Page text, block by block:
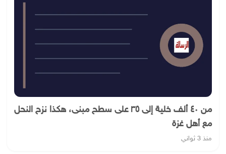
من ٤٠ ألف خلية إلى ٣٥ على سطح مبنى، هكذا نزح النحل
مع أهل غزة
منذ 3 ثواني